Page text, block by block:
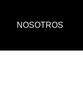
NOSOTROS